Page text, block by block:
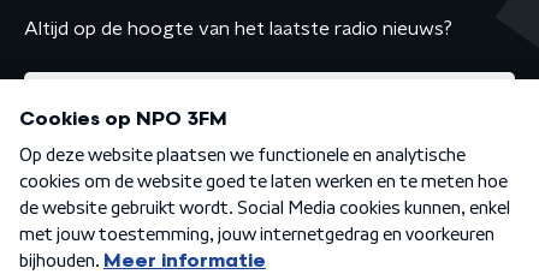
Altijd op de hoogte van het laatste radio nieuws?
Algemene voorwaarden Privacybeleid